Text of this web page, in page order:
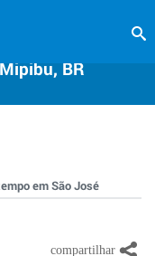
BR
em São José